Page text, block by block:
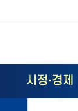
시정·경제